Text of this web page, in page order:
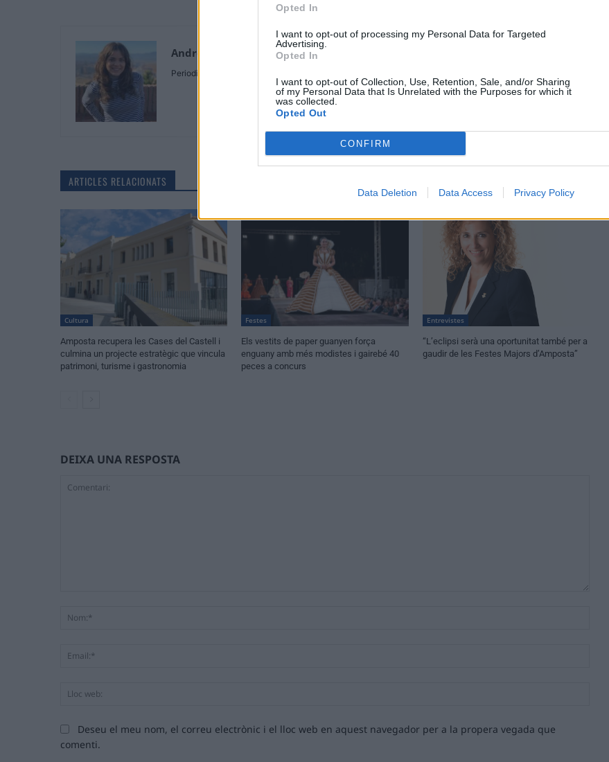
Opted In
I want to opt-out of processing my Personal Data for Targeted
Advertising.
Opted In
I want to opt-out of Collection, Use, Retention, Sale, and/or Sharing
of my Personal Data that Is Unrelated with the Purposes for which it
was collected.
Opted Out
CONFIRM
Data Deletion Data Access Privacy Policy
Andrea Capilla Acosta
Periodista
ARTICLES RELACIONATS
Cultura
Amposta recupera les Cases del Castell i
culmina un projecte estratègic que vincula
patrimoni, turisme i gastronomia
Festes
Els vestits de paper guanyen força
enguany amb més modistes i gairebé 40
peces a concurs
Entrevistes
“L’eclipsi serà una oportunitat també per a
gaudir de les Festes Majors d’Amposta”
DEIXA UNA RESPOSTA
Deseu el meu nom, el correu electrònic i el lloc web en aquest navegador per a la propera vegada que
comenti.